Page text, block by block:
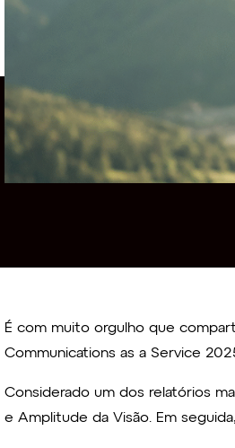
É com muito orgulho que
Communications as a Service
Considerado um dos relatórios
e Amplitude da Visão. Em